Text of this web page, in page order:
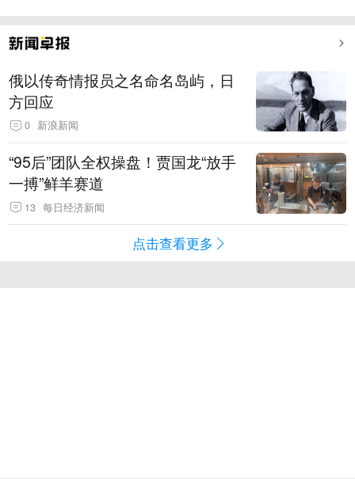
俄以传奇情报员之名命名岛屿，日
方回应
0 新浪新闻
“95后”团队全权操盘！贾国龙“放手
一搏”鲜羊赛道
13 每日经济新闻
点击查看更多